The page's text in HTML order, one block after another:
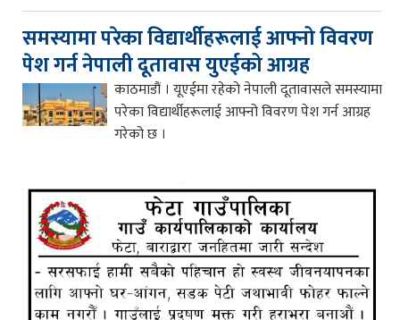
समस्यामा परेका विद्यार्थीहरूलाई आफ्नो विवरण
पेश गर्न नेपाली दूतावास युएईको आग्रह
काठमाडौं । यूएईमा रहेको नेपाली दूतावासले समस्यामा
परेका विद्यार्थीहरूलाई आफ्नो विवरण पेश गर्न आग्रह
गरेको छ ।